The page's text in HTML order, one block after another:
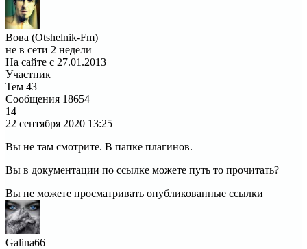
Вова (Otshelnik-Fm)
не в сети 2 недели
На сайте с 27.01.2013
Участник
Тем 43
Сообщения 18654
14
22 сентября 2020 13:25
Вы не там смотрите. В папке плагинов.
Вы в документации по ссылке можете путь то прочитать?
Вы не можете просматривать опубликованные ссылки
Galina66